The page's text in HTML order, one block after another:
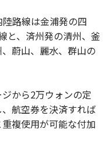
路線は金浦発の四
と、済州発の清州、釜
蔚山、麗水、群山の
から2万ウォンの定
航空券を決済すれば
複使用が可能な付加